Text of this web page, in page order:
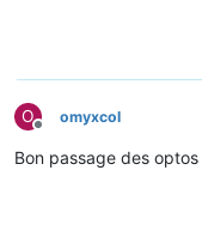
O
Offline
omyxcol
Bon passage des